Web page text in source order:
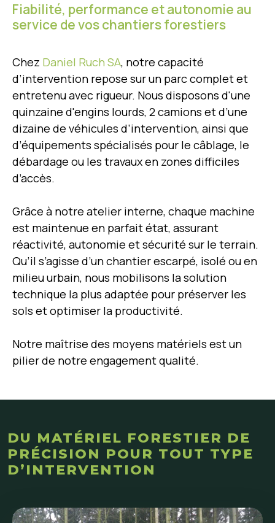
Fiabilité, performance et autonomie au
service de vos chantiers forestiers
Chez Daniel Ruch SA, notre capacité
d’intervention repose sur un parc complet et
entretenu avec rigueur. Nous disposons d'une
quinzaine d'engins lourds, 2 camions et d’une
dizaine de véhicules d’intervention, ainsi que
d’équipements spécialisés pour le câblage, le
débardage ou les travaux en zones difficiles
d’accès.
Grâce à notre atelier interne, chaque machine
est maintenue en parfait état, assurant
réactivité, autonomie et sécurité sur le terrain.
Qu’il s’agisse d’un chantier escarpé, isolé ou en
milieu urbain, nous mobilisons la solution
technique la plus adaptée pour préserver les
sols et optimiser la productivité.
Notre maîtrise des moyens matériels est un
pilier de notre engagement qualité.
DU MATÉRIEL FORESTIER DE
PRÉCISION POUR TOUT TYPE
D’INTERVENTION